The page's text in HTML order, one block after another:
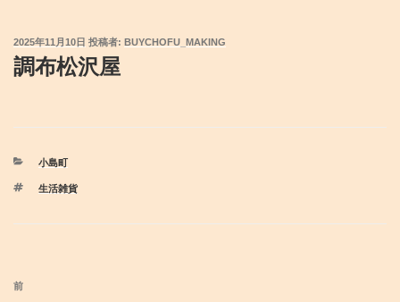
投
稿
日:
2025年11月10日 投稿者: BUYCHOFU_MAKING
調布松沢屋
カ
ゴ
ー
小島町
タ
生活雑貨
投
前
前